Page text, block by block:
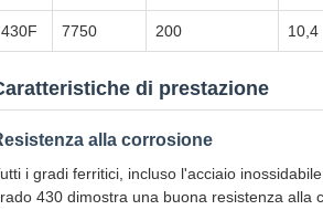
430F 7750 200 10,4
di prestazione
alla corrosione
i gradi ferritici, incluso l'acciaio
430 dimostra una buona resistenza alla